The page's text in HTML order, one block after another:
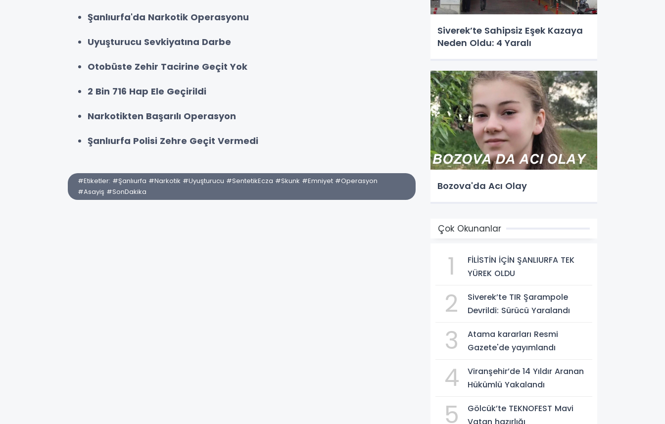
Şanlıurfa'da Narkotik Operasyonu
Uyuşturucu Sevkiyatına Darbe
Otobüste Zehir Tacirine Geçit Yok
2 Bin 716 Hap Ele Geçirildi
Narkotikten Başarılı Operasyon
Şanlıurfa Polisi Zehre Geçit Vermedi
#Etiketler: #Şanlıurfa #Narkotik #Uyuşturucu #SentetikEcza #Skunk #Emniyet #Operasyon
#Asayiş #SonDakika
Siverek’te Sahipsiz Eşek Kazaya
Neden Oldu: 4 Yaralı
Bozova'da Acı Olay
Çok Okunanlar
1
FİLİSTİN İÇİN ŞANLIURFA TEK
YÜREK OLDU
2
Siverek’te TIR Şarampole
Devrildi: Sürücü Yaralandı
3
Atama kararları Resmi
Gazete'de yayımlandı
4
Viranşehir’de 14 Yıldır Aranan
Hükümlü Yakalandı
5
Gölcük’te TEKNOFEST Mavi